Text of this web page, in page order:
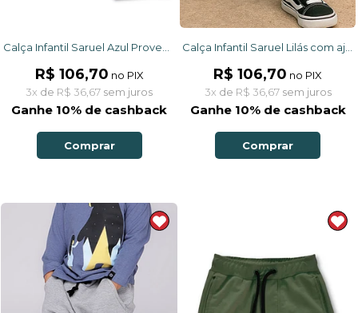
Calça Infantil Saruel Azul Provençal com ajuste na cintura, bolso frontal em moletinho
R$ 106,70 no PIX
3x de R$ 36,67 sem juros
Ganhe 10% de cashback
Comprar
Calça Infantil Saruel Lilás com ajuste na cintura, bolso frontal em moletinho
R$ 106,70 no PIX
3x de R$ 36,67sem juros
Ganhe 10% de cashback
Comprar